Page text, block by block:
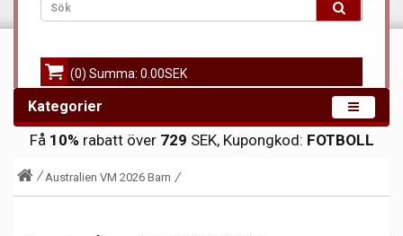
(0) Summa: 0.00SEK
Kategorier
Få 10% rabatt över 729 SEK, Kupongkod: FOTBOLL
Australien VM 2026 Barn